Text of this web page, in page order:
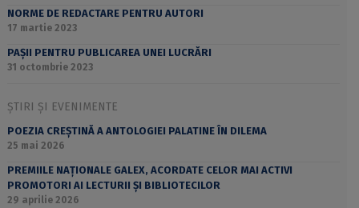
NORME DE REDACTARE PENTRU AUTORI
17 martie 2023
PAȘII PENTRU PUBLICAREA UNEI LUCRĂRI
31 octombrie 2023
ȘTIRI ȘI EVENIMENTE
POEZIA CREȘTINĂ A ANTOLOGIEI PALATINE ÎN DILEMA
25 mai 2026
PREMIILE NAȚIONALE GALEX, ACORDATE CELOR MAI ACTIVI
PROMOTORI AI LECTURII ȘI BIBLIOTECILOR
29 aprilie 2026